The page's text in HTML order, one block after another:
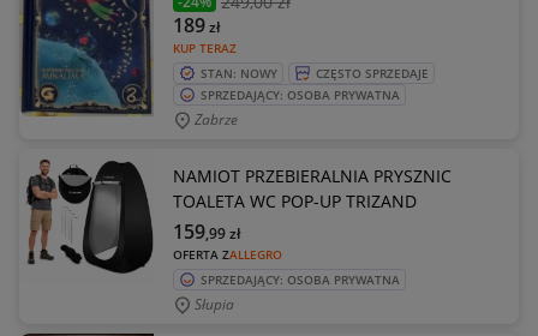
KUP TERAZ
189zł
STAN: NOWY
CZĘSTO SPRZEDAJE
SPRZEDAJĄCY: OSOBA PRYWATNA
Zabrze
NAMIOT PRZEBIERALNIA PRYSZNIC
TOALETA WC POP-UP TRIZAND
OFERTA ZALLEGRO
159,99zł
SPRZEDAJĄCY: OSOBA PRYWATNA
Słupia